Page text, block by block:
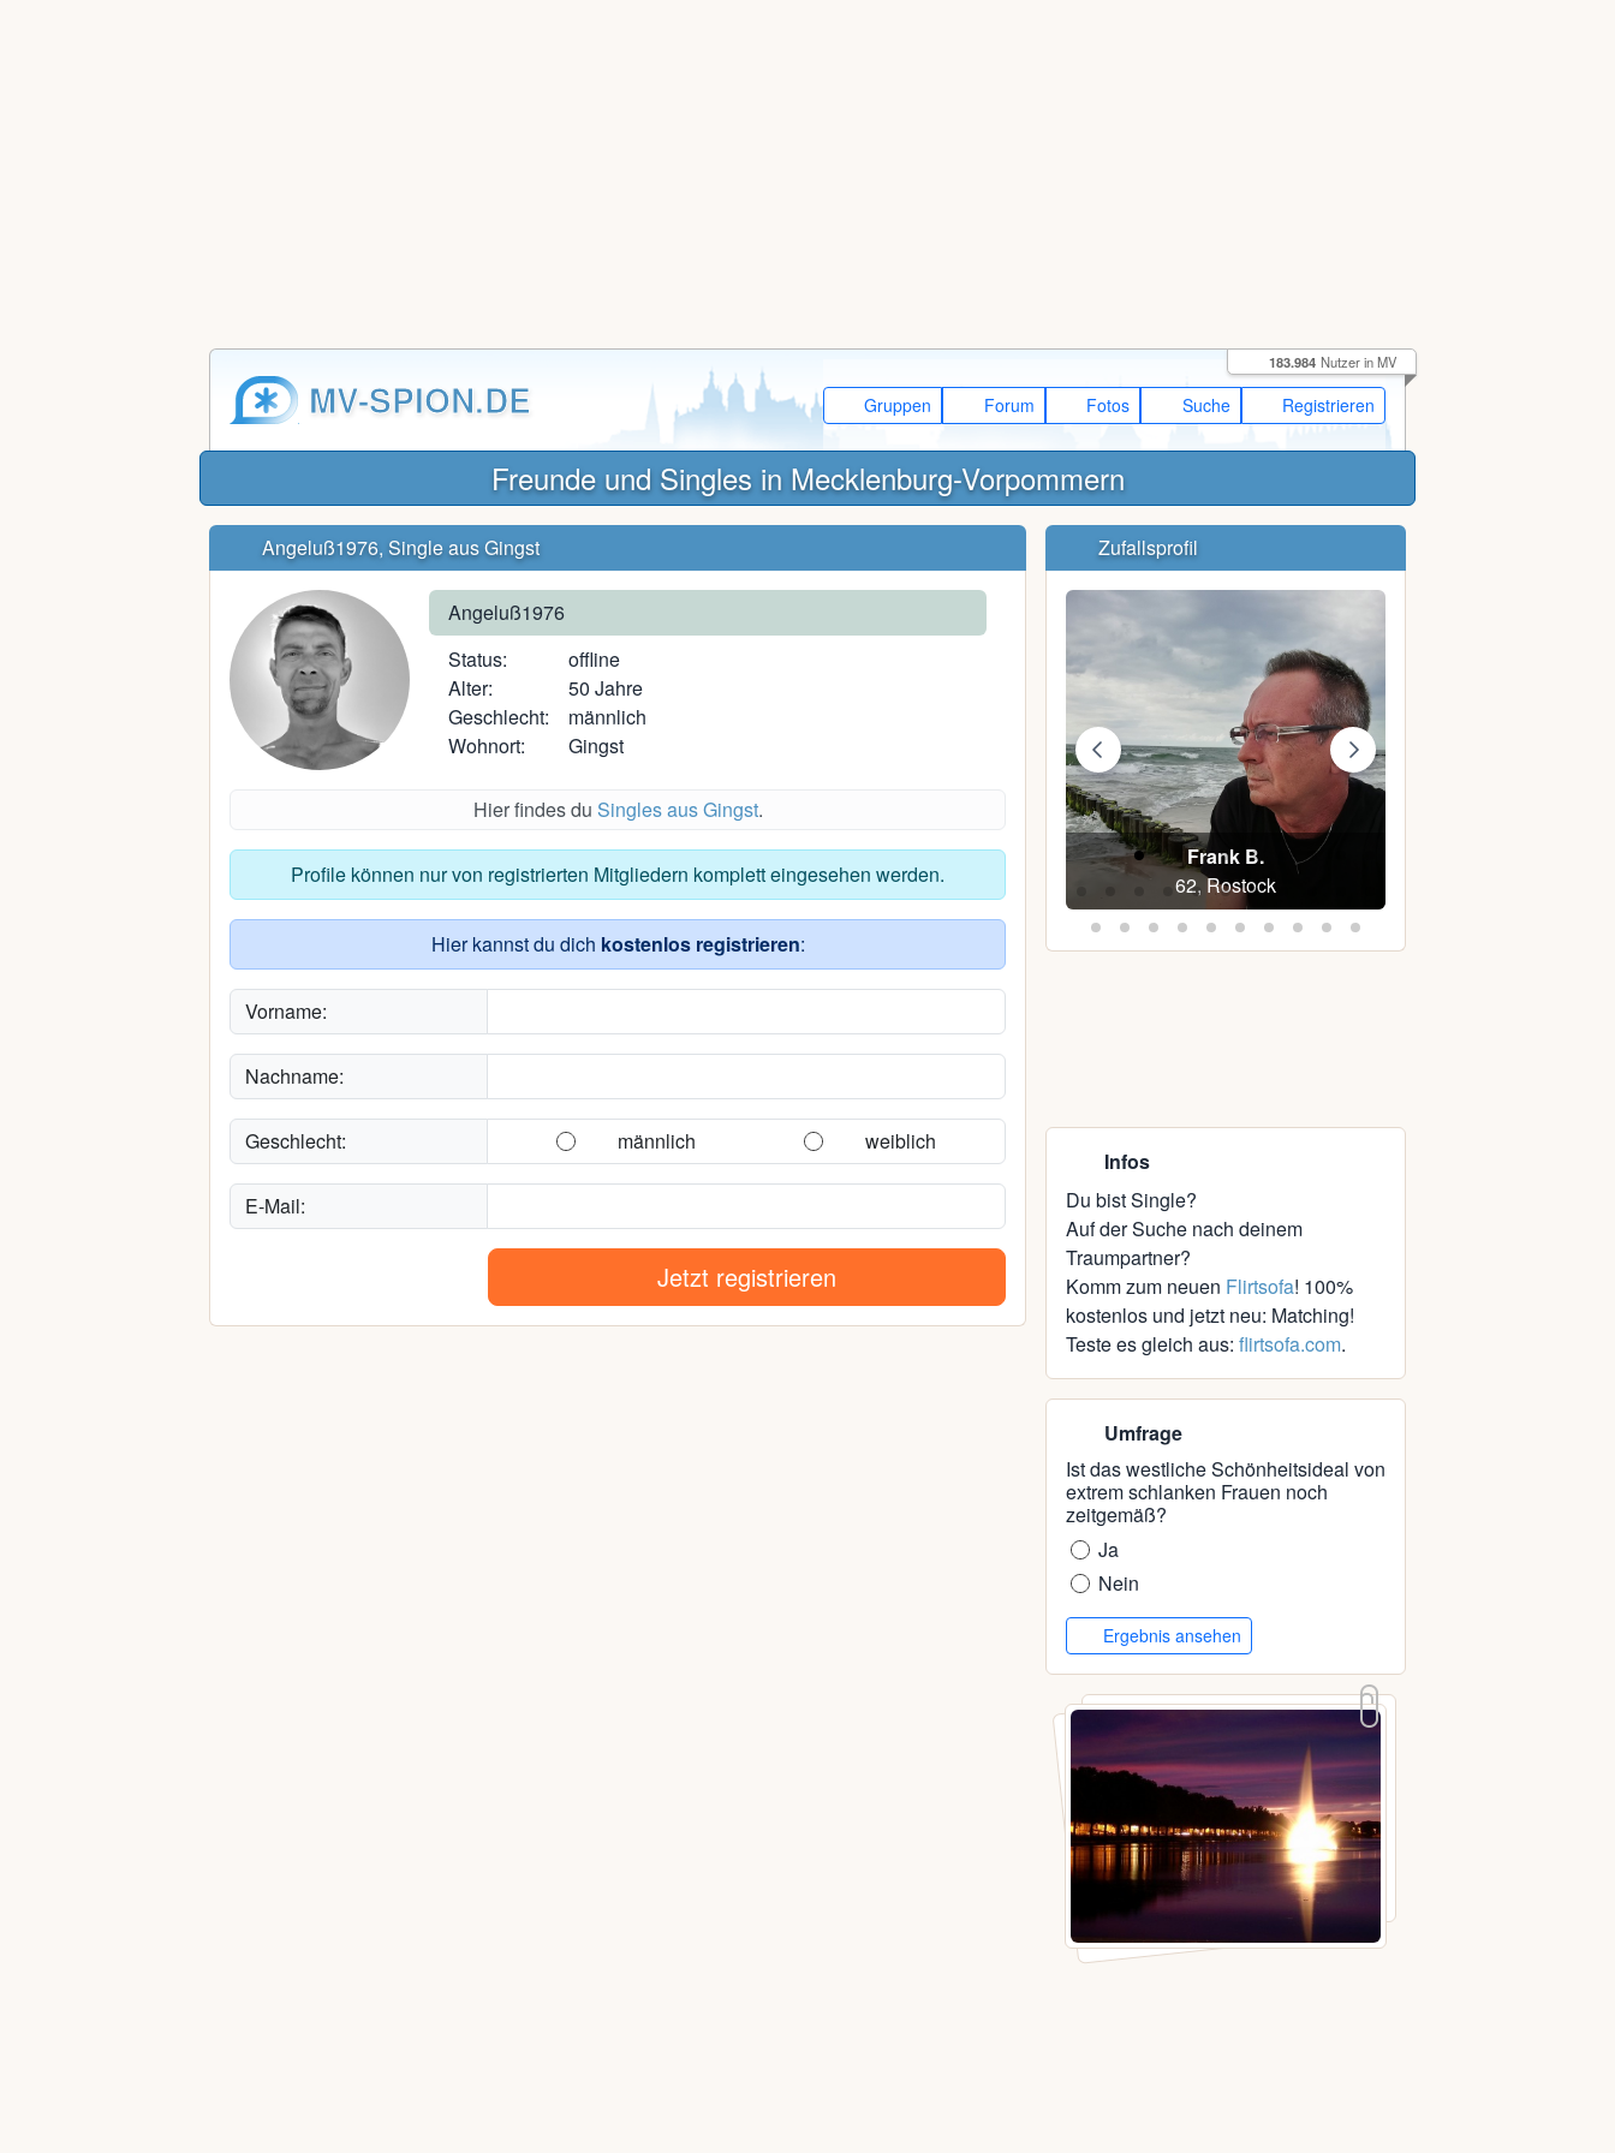
MV-SPION.DE Gruppen Forum Fotos Suche Registrieren
183.984 Nutzer in MV
Freunde und Singles in Mecklenburg-Vorpommern
Angeluß1976, Single aus Gingst
Angeluß1976
Status:
offline
Alter:
50 Jahre
Geschlecht:
männlich
Wohnort:
Gingst
Hier findes du Singles aus Gingst.
Profile können nur von registrierten Mitgliedern komplett eingesehen werden.
Hier kannst du dich kostenlos registrieren:
Vorname:
Nachname:
Geschlecht: männlich weiblich
E-Mail:
Jetzt registrieren
Zufallsprofil
Frank B.
62, Rostock
Kouki Y.
36, Krennerhäuser, Niederbayern
Infos
Du bist Single?
Auf der Suche nach deinem
Traumpartner?
Komm zum neuen Flirtsofa! 100%
kostenlos und jetzt neu: Matching!
Teste es gleich aus: flirtsofa.com.
Umfrage
Ist das westliche Schönheitsideal von
extrem schlanken Frauen noch
zeitgemäß?
Ja
Nein
Ergebnis ansehen